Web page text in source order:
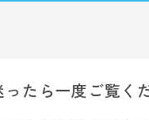
たら一度ご覧く